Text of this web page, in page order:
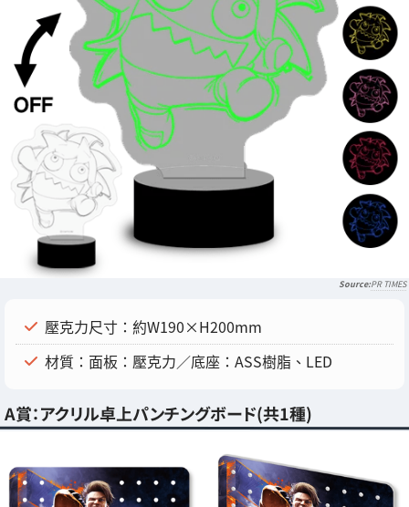
PR TIMES
壓克力尺寸：約W190×H200mm
材質：面板：壓克力／底座：ASS樹脂、LED
A賞：アクリル卓上パンチングボード(共1種)